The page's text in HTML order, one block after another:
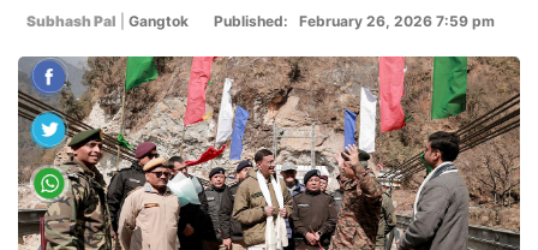
Subhash Pal Gangtok Published: February 26, 2026 7:59 pm